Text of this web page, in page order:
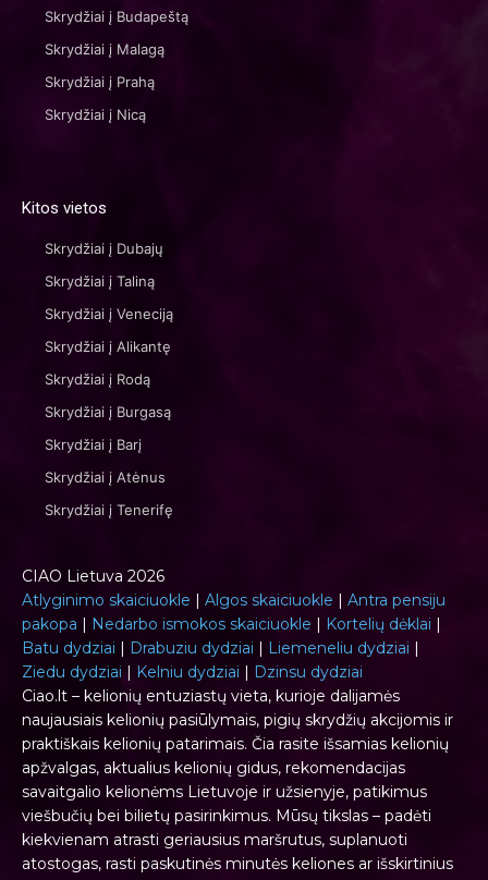
Skrydžiai į Budapeštą
Skrydžiai į Malagą
Skrydžiai į Prahą
Skrydžiai į Nicą
Kitos vietos
Skrydžiai į Dubajų
Skrydžiai į Taliną
Skrydžiai į Veneciją
Skrydžiai į Alikantę
Skrydžiai į Rodą
Skrydžiai į Burgasą
Skrydžiai į Barį
Skrydžiai į Atėnus
Skrydžiai į Tenerifę
CIAO Lietuva 2026
Atlyginimo skaiciuokle
Algos skaiciuokle
Antra pensiju
pakopa
Nedarbo ismokos skaiciuokle Kortelių dėklai
Batu dydziai
Drabuziu dydziai Liemeneliu dydziai
Ziedu dydziai
Kelniu dydziai
Dzinsu dydziai
Ciao.lt – kelionių entuziastų vieta, kurioje dalijamės
naujausiais kelionių pasiūlymais, pigių skrydžių akcijomis ir
praktiškais kelionių patarimais. Čia rasite išsamias kelionių
apžvalgas, aktualius kelionių gidus, rekomendacijas
savaitgalio kelionėms Lietuvoje ir užsienyje, patikimus
viešbučių bei bilietų pasirinkimus. Mūsų tikslas – padėti
kiekvienam atrasti geriausius maršrutus, suplanuoti
atostogas, rasti paskutinės minutės keliones ar išskirtinius